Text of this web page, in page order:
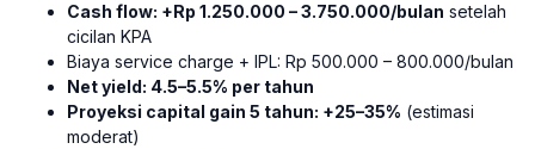
Cash flow: +Rp 1.250.000 – 3.750.000/bulan setelah
cicilan KPA
Biaya service charge + IPL: Rp 500.000 – 800.000/bulan
Net yield: 4.5–5.5% per tahun
Proyeksi capital gain 5 tahun: +25–35% (estimasi
moderat)